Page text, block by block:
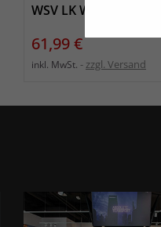
WSV LK Windjacke
Preis
61,99 €
inkl. MwSt. zzgl. Versand